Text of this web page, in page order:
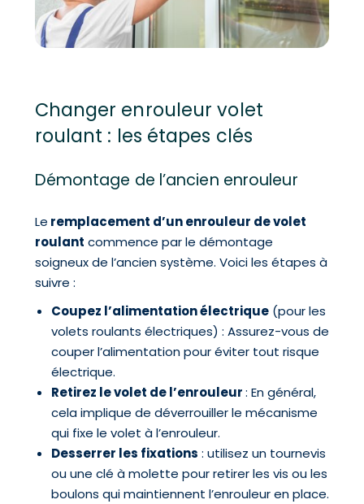
Changer enrouleur volet
roulant : les étapes clés
Démontage de l’ancien enrouleur
Le remplacement d’un enrouleur de volet
roulant commence par le démontage
soigneux de l’ancien système. Voici les étapes à
suivre :
Coupez l’alimentation électrique(pour les
volets roulants électriques) : Assurez-vous de
couper l’alimentation pour éviter tout risque
électrique.
Retirez le volet de l’enrouleur: En général,
cela implique de déverrouiller le mécanisme
qui fixe le volet à l’enrouleur.
Desserrer les fixations : utilisez un tournevis
ou une clé à molette pour retirer les vis ou les
boulons qui maintiennent l’enrouleur en place.